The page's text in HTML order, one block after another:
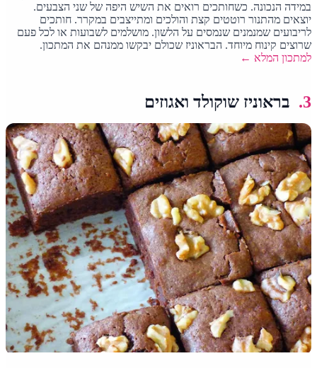
במידה הנכונה. כשחותכים רואים את השיש היפה של שני הצבעים.
יוצאים מהתנור רוטטים קצת והולכים ומתייצבים במקרר. חותכים
לריבועים שמנמנים שנמסים על הלשון. מושלמים לשבועות או לכל פעם
שרוצים קינוח מיוחד. הבראוניז שכולם יבקשו ממנהם את המתכון.
למתכון המלא ←
3. בראוניז שוקולד ואגוזים